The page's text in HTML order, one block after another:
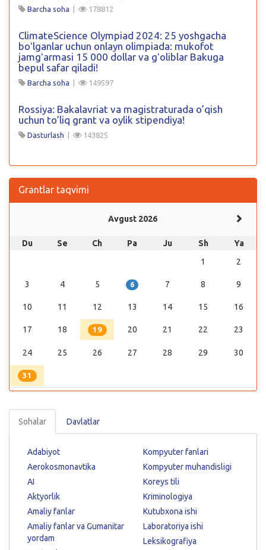
Barcha soha | 178812
ClimateScience Olympiad 2024: 25 yoshgacha
boʻlganlar uchun onlayn olimpiada: mukofot
jamgʻarmasi 15 000 dollar va gʻoliblar Bakuga
bepul safar qiladi!
Barcha soha | 149597
Rossiya: Bakalavriat va magistraturada o’qish
uchun to’liq grant va oylik stipendiya!
Dasturlash | 143825
Grantlar taqvimi
Avgust 2026
Du Se Ch Pa Ju Sh
Ya
1
2
3 4 5 6 7 8 9
10 11 12 13 14 15 16
17 18 19 20 21 22 23
24 25 26 27 28 29 30
31
Sohalar Davlatlar
Adabiyot
Aerokosmonavtika
AI
Aktyorlik
Amaliy fanlar
Amaliy fanlar va Gumanitar
yordam
Kompyuter fanlari
Kompyuter muhandisligi
Koreys tili
Kriminologiya
Kutubxona ishi
Laboratoriya ishi
Leksikografiya